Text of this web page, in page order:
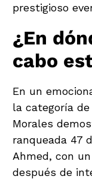
prestigioso
¿En
cabo
En un
la categoría
Morales
ranqueada 47
Ahmed, con
después de